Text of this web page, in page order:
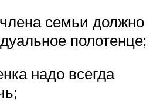
семьи должно
полотенце;
надо всегда